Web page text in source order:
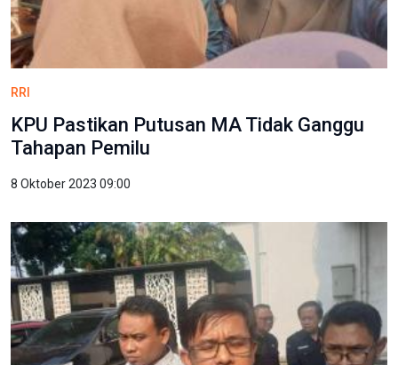
RRI
​KPU Pastikan Putusan MA Tidak Ganggu
Tahapan Pemilu
8 Oktober 2023 09:00